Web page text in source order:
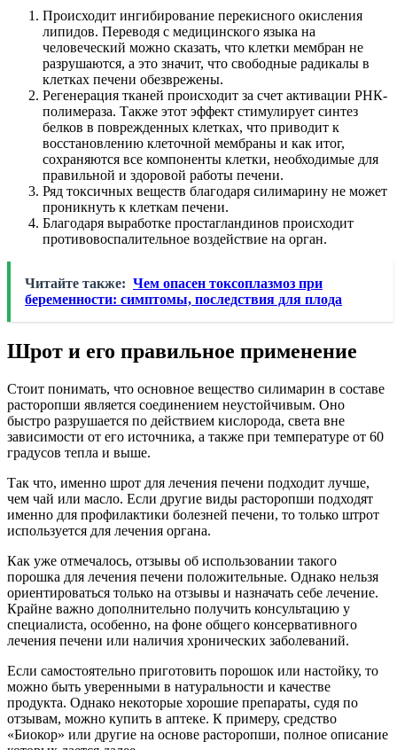
Происходит ингибирование перекисного окисления
липидов. Переводя с медицинского языка на
человеческий можно сказать, что клетки мембран не
разрушаются, а это значит, что свободные радикалы в
клетках печени обезврежены.
Регенерация тканей происходит за счет активации РНК-
полимераза. Также этот эффект стимулирует синтез
белков в поврежденных клетках, что приводит к
восстановлению клеточной мембраны и как итог,
сохраняются все компоненты клетки, необходимые для
правильной и здоровой работы печени.
Ряд токсичных веществ благодаря силимарину не может
проникнуть к клеткам печени.
Благодаря выработке простагландинов происходит
противовоспалительное воздействие на орган.
Читайте также: Чем опасен токсоплазмоз при
беременности: симптомы, последствия для плода
Шрот и его правильное применение
Стоит понимать, что основное вещество силимарин в составе
расторопши является соединением неустойчивым. Оно
быстро разрушается по действием кислорода, света вне
зависимости от его источника, а также при температуре от 60
градусов тепла и выше.
Так что, именно шрот для лечения печени подходит лучше,
чем чай или масло. Если другие виды расторопши подходят
именно для профилактики болезней печени, то только штрот
используется для лечения органа.
Как уже отмечалось, отзывы об использовании такого
порошка для лечения печени положительные. Однако нельзя
ориентироваться только на отзывы и назначать себе лечение.
Крайне важно дополнительно получить консультацию у
специалиста, особенно, на фоне общего консервативного
лечения печени или наличия хронических заболеваний.
Если самостоятельно приготовить порошок или настойку, то
можно быть уверенными в натуральности и качестве
продукта. Однако некоторые хорошие препараты, судя по
отзывам, можно купить в аптеке. К примеру, средство
«Биокор» или другие на основе расторопши, полное описание